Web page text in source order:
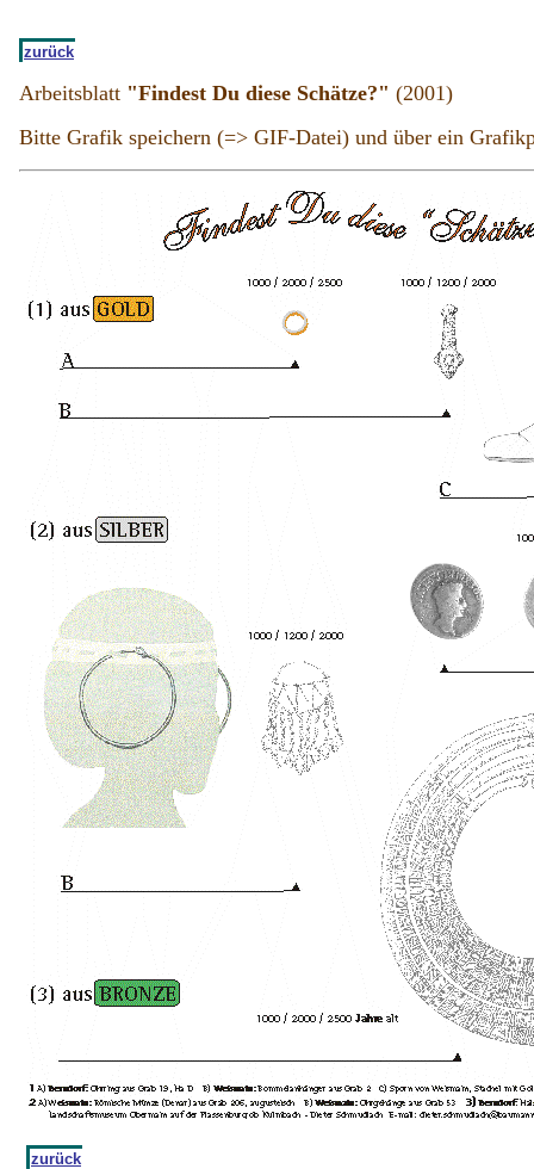
zurück
Arbeitsblatt "Findest Du diese Schätze?" (2001)
Bitte Grafik speichern (=> GIF-Datei) und über ein
zurück